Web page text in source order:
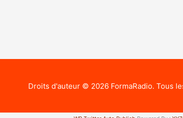
Droits d'auteur © 2026 FormaRadio. Tous